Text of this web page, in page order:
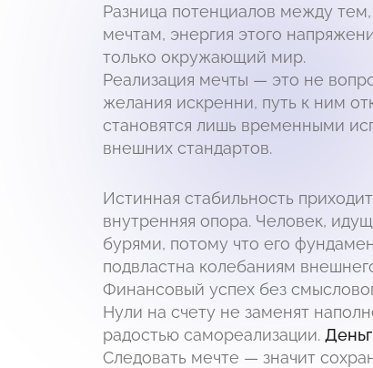
Разница потенциалов между
мечтам, энергия этого
только окружающий мир.
Реализация мечты — это не
желания искренни, путь к ним
становятся лишь временными
внешних стандартов.
Истинная стабильность
внутренняя опора. Человек,
бурями, потому что его
подвластна колебаниям
Финансовый успех без
Нули на счету не заменят
радостью самореализации.
Следовать мечте — значит